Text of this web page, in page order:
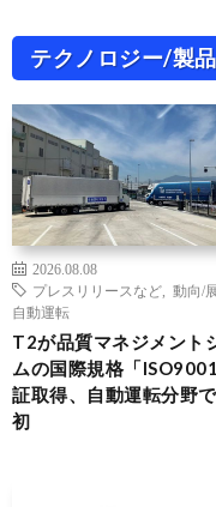
テクノロジー/製品
2026.08.08
プレスリリースなど
動向/
自動運転
T2が品質マネジメント
ムの国際規格「
証取得、自動運転分野
初